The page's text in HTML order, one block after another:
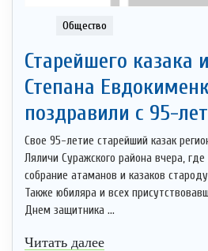
Общество
Старейшего казака
Степана
поздравили с 95-
Свое 95-летие старейший казак
Ляличи Суражского района вчера,
собрание атаманов и казаков
Также юбиляра и всех
Днем защитника ...
Читать далее